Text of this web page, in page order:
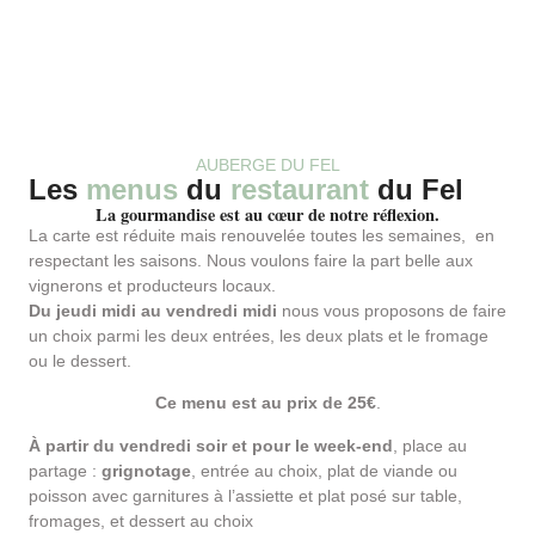
AUBERGE DU FEL
Les menus du restaurant du Fel
La gourmandise est au cœur de notre réflexion.
La carte est réduite mais renouvelée toutes les semaines, en
respectant les saisons. Nous voulons faire la part belle aux
vignerons et producteurs locaux.
Du jeudi midi au vendredi midi nous vous proposons de faire
un choix parmi les deux entrées, les deux plats et le fromage
ou le dessert.
Ce menu est au prix de 25€.
À partir du vendredi soir et pour le week-end , place au
partage : grignotage , entrée au choix, plat de viande ou
poisson avec garnitures à l’assiette et plat posé sur table,
fromages, et dessert au choix